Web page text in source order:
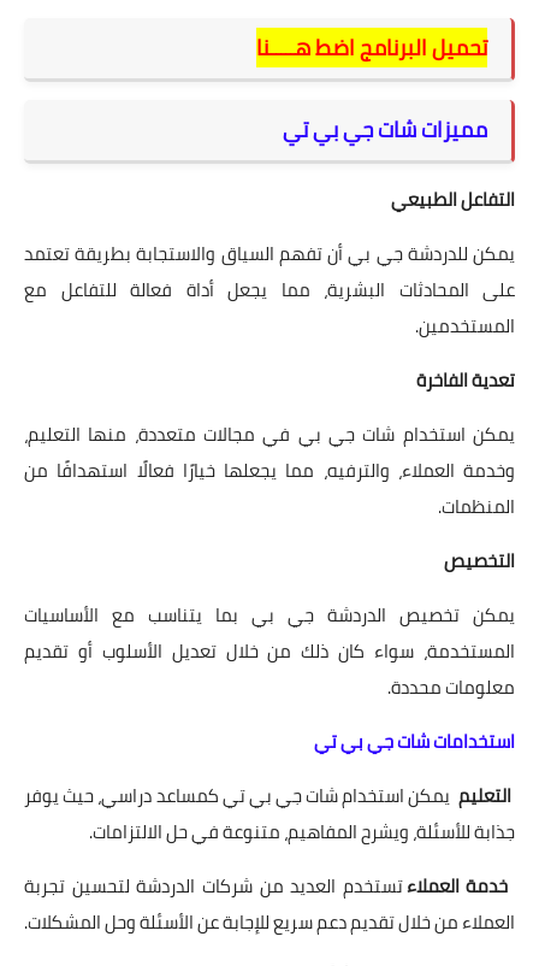
تحميل البرنامج اضط هـــــنا
مميزات شات جي بي تي
التفاعل الطبيعي
يمكن للدردشة جي بي أن تفهم السياق والاستجابة بطريقة تعتمد
على المحادثات البشرية، مما يجعل أداة فعالة للتفاعل مع
المستخدمين.
تعدية الفاخرة
يمكن استخدام شات جي بي في مجالات متعددة، منها التعليم،
وخدمة العملاء، والترفيه، مما يجعلها خيارًا فعالًا استهدافًا من
المنظمات.
التخصيص
يمكن تخصيص الدردشة جي بي بما يتناسب مع الأساسيات
المستخدمة، سواء كان ذلك من خلال تعديل الأسلوب أو تقديم
معلومات محددة.
استخدامات شات جي بي تي
التعليم يمكن استخدام شات جي بي تي كمساعد دراسي، حيث يوفر
جذابة للأسئلة، ويشرح المفاهيم، متنوعة في حل الالتزامات.
خدمة العملاءتستخدم العديد من شركات الدردشة لتحسين تجربة
العملاء من خلال تقديم دعم سريع للإجابة عن الأسئلة وحل المشكلات.